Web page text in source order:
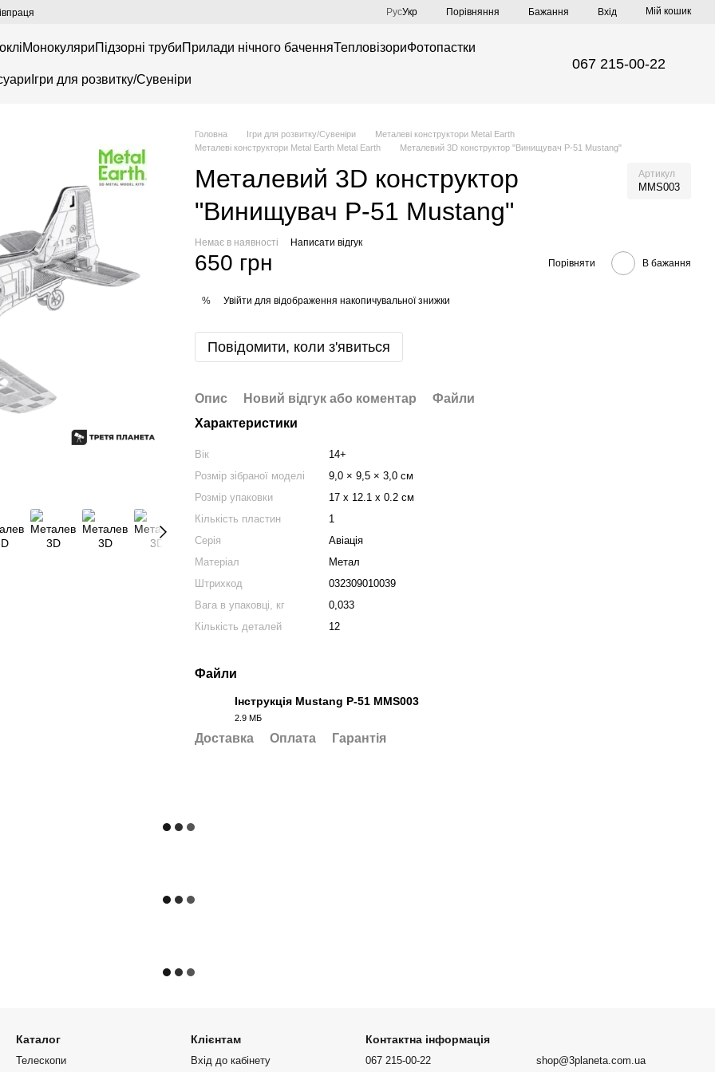
РусУкр Порівняння Бажання Вхід Мій кошик
МонокуляриПідзорні трубиПрилади нічного баченняТепловізориФотопастки
Ігри для розвитку/Сувеніри
067 215-00-22
Головна Ігри для розвитку/Сувеніри
Металеві конструктори Metal Earth
Металеві конструктори Metal Earth Metal Earth
Металевий 3D конструктор "Винищувач Р-51 Mustang"
Металевий 3D конструктор
"Винищувач Р-51 Mustang"
Артикул
MMS003
Немає в наявності Написати відгук
650 грн Порівняти В бажання
% Увійти для відображення накопичувальної знижки
Повідомити, коли з'явиться
Опис Новий відгук або коментар
Файли
Характеристики
Вік
14+
Розмір зібраної моделі
9,0 × 9,5 × 3,0 см
Розмір упаковки
17 х 12.1 х 0.2 см
Кількість пластин
1
Серія
Авіація
Матеріал
Метал
Штрихкод
032309010039
Вага в упаковці, кг
0,033
Кількість деталей
12
Файли
Інструкція Mustang P-51 MMS003
2.9 МБ
Доставка Оплата Гарантія
Каталог
Телескопи
Клієнтам
Вхід до кабінету
Контактна інформація
067 215-00-22 shop@3planeta.com.ua